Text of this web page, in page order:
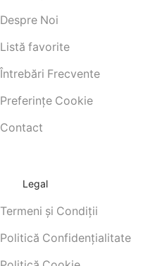
Despre Noi
Listă favorite
Întrebări Frecvente
Preferințe Cookie
Contact
Legal
Termeni și Condiții
Politică Confidențialitate